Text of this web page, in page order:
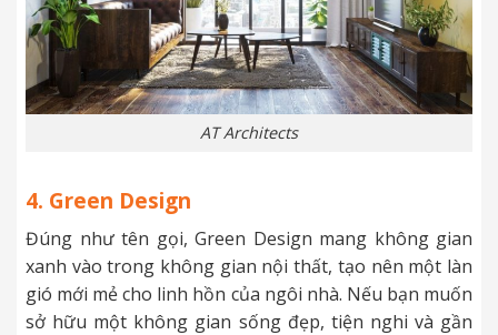
AT Architects
4. Green Design
Đúng như tên gọi, Green Design mang không gian
xanh vào trong không gian nội thất, tạo nên một làn
gió mới mẻ cho linh hồn của ngôi nhà. Nếu bạn muốn
sở hữu một không gian sống đẹp, tiện nghi và gần